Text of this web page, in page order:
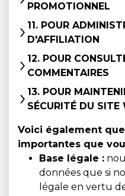
PROMOTIONNEL
11. POUR
D'AFFILIATION
12. POUR
COMMENTAIRES
13. POUR
SÉCURITÉ DU SITE
Voici également
importantes que
Base légale :
données que si
légale en vertu